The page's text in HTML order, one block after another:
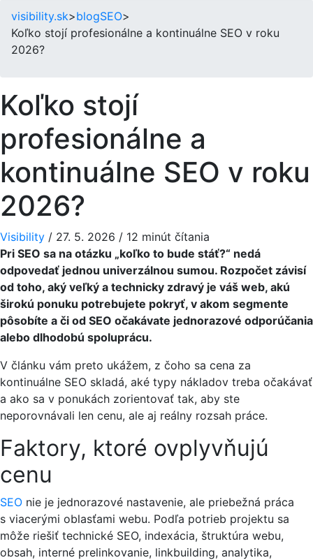
visibility.sk>blogSEO>
Koľko stojí profesionálne a kontinuálne SEO v roku
2026?
Koľko stojí
profesionálne a
kontinuálne SEO v roku
2026?
Visibility / 27. 5. 2026 / 12 minút čítania
Pri SEO sa na otázku „koľko to bude stáť?“ nedá
odpovedať jednou univerzálnou sumou. Rozpočet závisí
od toho, aký veľký a technicky zdravý je váš web, akú
širokú ponuku potrebujete pokryť, v akom segmente
pôsobíte a či od SEO očakávate jednorazové odporúčania
alebo dlhodobú spoluprácu.
V článku vám preto ukážem, z čoho sa cena za
kontinuálne SEO skladá, aké typy nákladov treba očakávať
a ako sa v ponukách zorientovať tak, aby ste
neporovnávali len cenu, ale aj reálny rozsah práce.
Faktory, ktoré ovplyvňujú
cenu
SEO nie je jednorazové nastavenie, ale priebežná práca
s viacerými oblasťami webu. Podľa potrieb projektu sa
môže riešiť technické SEO, indexácia, štruktúra webu,
obsah, interné prelinkovanie, linkbuilding, analytika,